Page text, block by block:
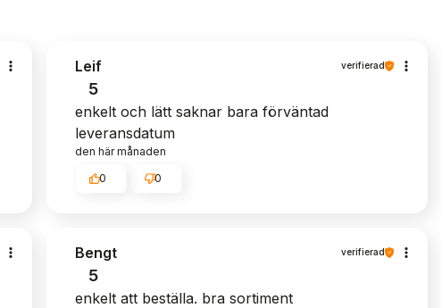
Leif verifierad
5
enkelt och lätt saknar bara förväntad
leveransdatum
den här månaden
0 0
Bengt verifierad
5
enkelt att beställa. bra sortiment